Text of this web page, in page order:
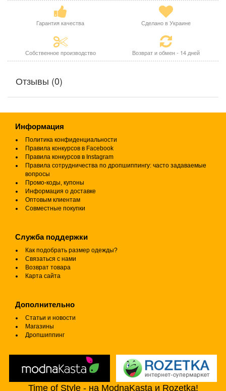
Гарантия качества Сделано в Украине
Собственное производство Возврат и обмен - 14 дней
Отзывы (0)
Информация
Политика конфиденциальности
Правила конкурсов в Facebook
Правила конкурсов в Instagram
Правила сотрудничества по дропшиппингу: часто задаваемые
вопросы
Промо-коды, купоны
Информация о доставке
Оптовым клиентам
Совместные покупки
Служба поддержки
Как подобрать размер одежды?
Связаться с нами
Возврат товара
Карта сайта
Дополнительно
Статьи и новости
Магазины
Дропшиппинг
Time of Style - на ModnaKasta и Rozetka!